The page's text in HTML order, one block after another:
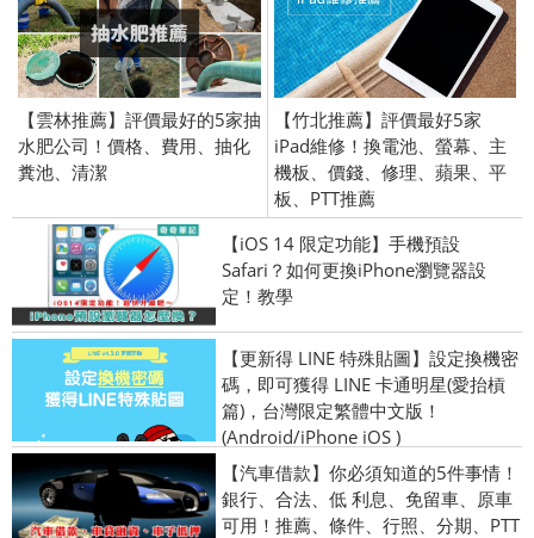
【雲林推薦】評價最好的5家抽
水肥公司！價格、費用、抽化
糞池、清潔
【竹北推薦】評價最好5家
iPad維修！換電池、螢幕、主
機板、價錢、修理、蘋果、平
板、PTT推薦
【iOS 14 限定功能】手機預設
Safari？如何更換iPhone瀏覽器設
定！教學
【更新得 LINE 特殊貼圖】設定換機密
碼，即可獲得 LINE 卡通明星(愛抬槓
篇)，台灣限定繁體中文版！
(Android/iPhone iOS )
【汽車借款】你必須知道的5件事情！
銀行、合法、低 利息、免留車、原車
可用！推薦、條件、行照、分期、PTT